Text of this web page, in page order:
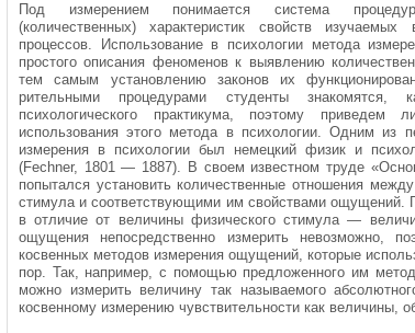
Под измерением понимается система
(количественных) характеристик свойств
процессов. Использование в психологии мето­да
простого описания феноме­нов к выявлению
тем самым установлению законов их
рительными процедурами студенты
психологического практикума, поэтому приведем
использования этого метода в психологии. Одним из
измерения в психологии был немецкий физик и
(Fechner, 1801 — 1887). В своем известном труде
попытался установить количественные отношения
стимула и соответствующими им свойствами ощущений.
в отличие от величины фи­зического стимула —
ощущения непосредственно измерить невозможно,
косвенных методов измерения ощущений, которые
пор. Так, например, с помощью предложенно­го им
можно измерить величину так называемого
косвенно­му измерению чувствительности как величины,